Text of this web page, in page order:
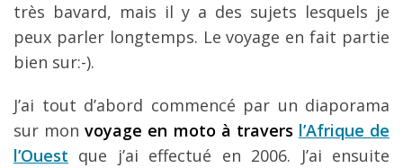
très bavard, mais il y a des sujets lesquels je
peux parler longtemps. Le voyage en fait partie
bien sur:-).
J’ai tout d’abord commencé par un diaporama
sur mon voyage en moto à travers l’Afrique de
l’Ouest que j’ai effectué en 2006. J’ai ensuite